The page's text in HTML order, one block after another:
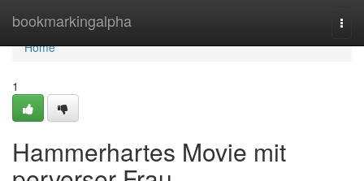
bookmarkingalpha
Home
Home
1
Hammerhartes Movie mit